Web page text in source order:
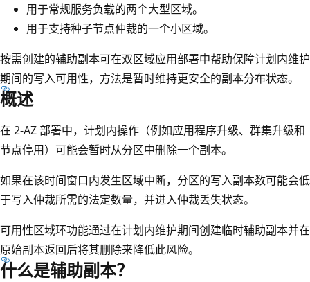
用于常规服务负载的两个大型区域。
用于支持种子节点仲裁的一个小区域。
按需创建的辅助副本可在双区域应用部署中帮助保障计划内维护
期间的写入可用性，方法是暂时维持更安全的副本分布状态。
概述
在 2-AZ 部署中，计划内操作（例如应用程序升级、群集升级和
节点停用）可能会暂时从分区中删除一个副本。
如果在该时间窗口内发生区域中断，分区的写入副本数可能会低
于写入仲裁所需的法定数量，并进入仲裁丢失状态。
可用性区域环功能通过在计划内维护期间创建临时辅助副本并在
原始副本返回后将其删除来降低此风险。
什么是辅助副本？